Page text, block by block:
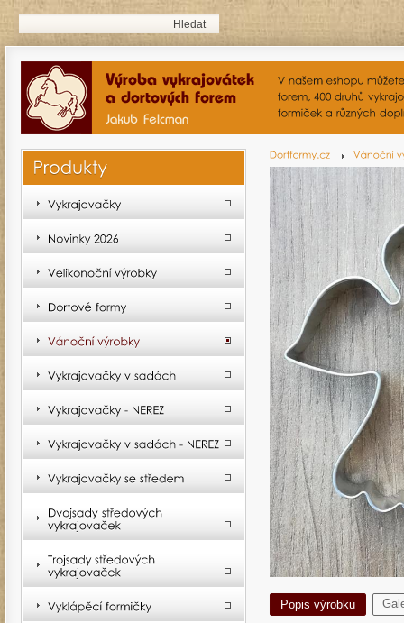
Popis výrobku